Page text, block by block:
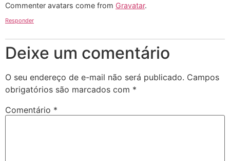
Commenter avatars come from Gravatar.
Responder
Deixe um comentário
O seu endereço de e-mail não será publicado. Campos
obrigatórios são marcados com *
Comentário *